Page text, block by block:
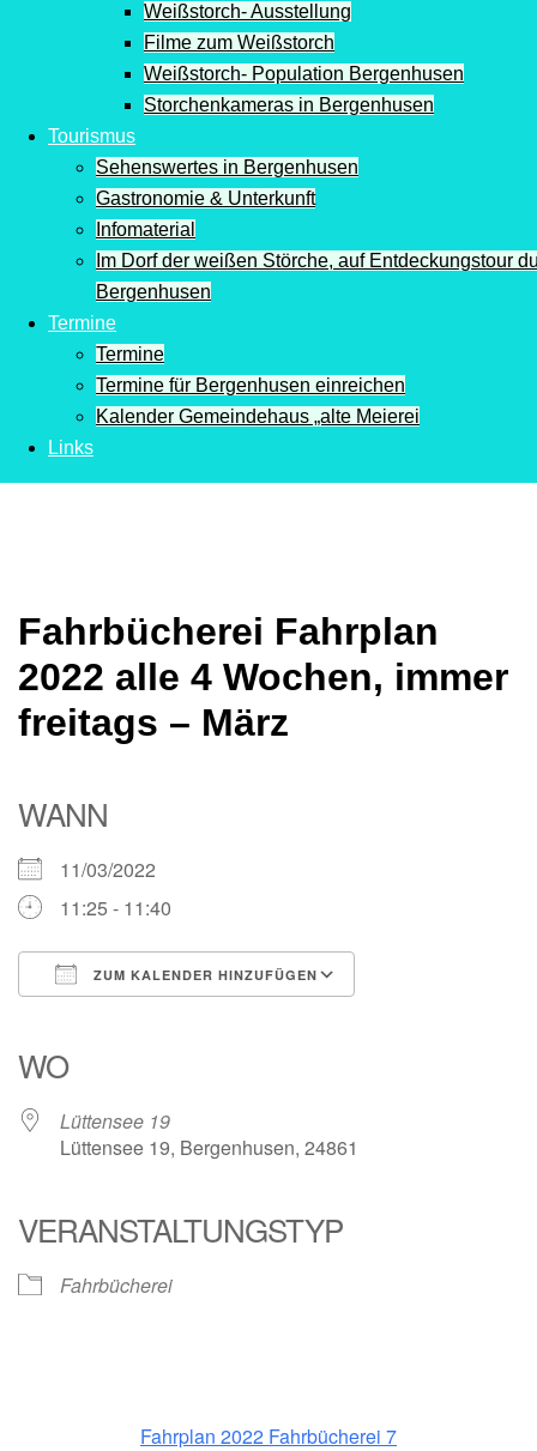
Weißstorch- Ausstellung
Filme zum Weißstorch
Weißstorch- Population Bergenhusen
Storchenkameras in Bergenhusen
Tourismus
Sehenswertes in Bergenhusen
Gastronomie & Unterkunft
Infomaterial
Im Dorf der weißen Störche, auf Entdeckungstour
Bergenhusen
Termine
Termine
Termine für Bergenhusen einreichen
Kalender Gemeindehaus „alte Meierei
Links
Fahrbücherei Fahrplan
2022 alle 4 Wochen, immer
freitags – März
WANN
11/03/2022
11:25 - 11:40
ZUM KALENDER HINZUFÜGEN
WO
Lüttensee 19
Lüttensee 19, Bergenhusen, 24861
VERANSTALTUNGSTYP
Fahrbücherei
Fahrplan 2022 Fahrbücherei 7